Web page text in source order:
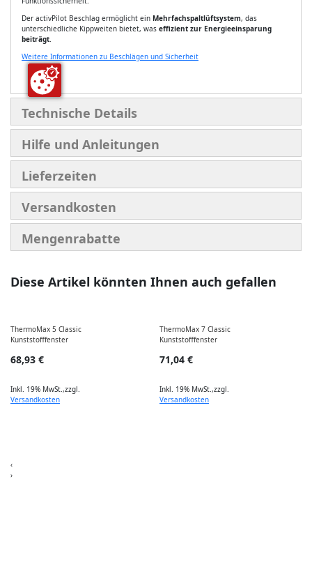
Der activPilot Beschlag ermöglicht ein Mehrfachspaltlüftsystem, das
unterschiedliche Kippweiten bietet, was effizient zur Energieeinsparung
beiträgt
Weitere Informationen zu Beschlägen und Sicherheit
Technische Details
Hilfe und Anleitungen
Lieferzeiten
Versandkosten
Mengenrabatte
Diese Artikel könnten Ihnen auch gefallen
ThermoMax 5 Classic
Kunststofffenster
68,93 €
Inkl. 19% MwSt. ,zzgl.
Versandkosten
ThermoMax 7 Classic
Kunststofffenster
71,04 €
Inkl. 19% MwSt. ,zzgl.
Versandkosten
‹
›